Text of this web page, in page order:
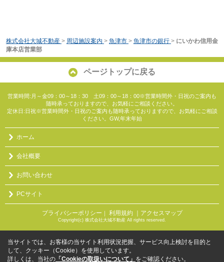
株式会社大城不動産 > 周辺施設案内 > 魚津市 > 魚津市の銀行 > にいかわ信用金
庫本店営業部
ページトップに戻る
営業時間:月～金09：00～18：30 土09：00～18：00※営業時間外・日祝のご案内も
随時承っておりますので、お気軽にご相談ください。
定休日:日祝※営業時間外・日祝のご案内も随時承っておりますので、お気軽にご相談
ください。GW,年末年始
ホーム
会社概要
お問い合わせ
PCサイト
プライバシーポリシー ｜ 利用規約 ｜アクセスマップ
Copyright(c) 株式会社大城不動産 All rights reserved.
当サイトでは、お客様の当サイト利用状況把握、サービス向上検討を目的と
して、クッキー（Cookie）を使用しています。
詳しくは、当社の 「Cookieの取扱いについて」 をご確認ください。